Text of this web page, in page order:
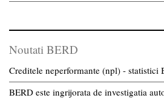
Noutati BERD
Creditele neperformante (npl) - statistici
BERD este ingrijorata de investigatia